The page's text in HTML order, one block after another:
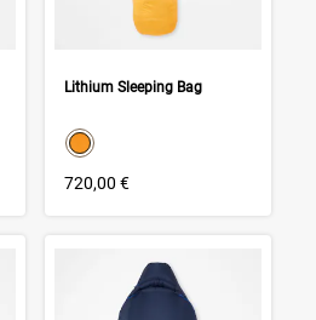
Lithium Sleeping Bag
color swatch
Select color
720,00 €